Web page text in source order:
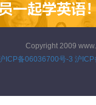
Copyright 2009
ICP备06036700号-3 沪